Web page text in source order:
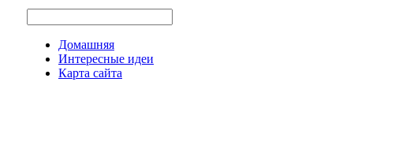
Домашняя
Интересные идеи
Карта сайта